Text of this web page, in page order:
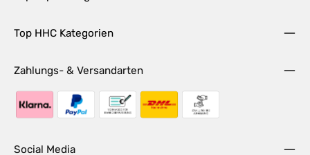
Top HHC Kategorien
Zahlungs- & Versandarten
Social Media